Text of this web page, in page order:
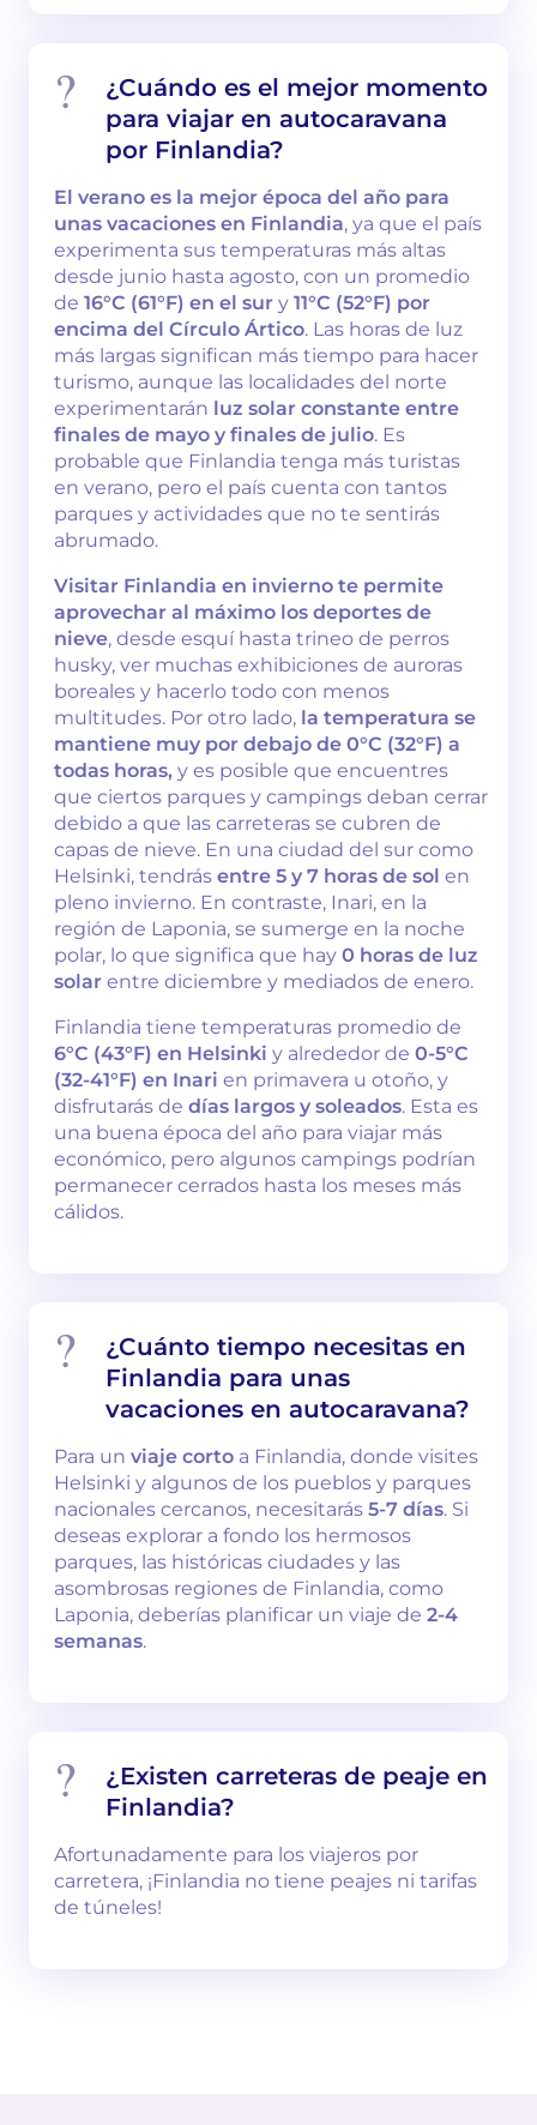
¿Cuándo es el mejor momento
para viajar en autocaravana
por Finlandia?
El verano es la mejor época del año para
unas vacaciones en Finlandia, ya que el país
experimenta sus temperaturas más altas
desde junio hasta agosto, con un promedio
de 16°C (61°F) en el sur y 11°C (52°F) por
encima del Círculo Ártico. Las horas de luz
más largas significan más tiempo para hacer
turismo, aunque las localidades del norte
experimentarán luz solar constante entre
finales de mayo y finales de julio. Es
probable que Finlandia tenga más turistas
en verano, pero el país cuenta con tantos
parques y actividades que no te sentirás
abrumado.
Visitar Finlandia en invierno te permite
aprovechar al máximo los deportes de
nieve, desde esquí hasta trineo de perros
husky, ver muchas exhibiciones de auroras
boreales y hacerlo todo con menos
multitudes. Por otro lado, la temperatura se
mantiene muy por debajo de 0°C (32°F) a
todas horas, y es posible que encuentres
que ciertos parques y campings deban cerrar
debido a que las carreteras se cubren de
capas de nieve. En una ciudad del sur como
Helsinki, tendrás entre 5 y 7 horas de sol en
pleno invierno. En contraste, Inari, en la
región de Laponia, se sumerge en la noche
polar, lo que significa que hay 0 horas de luz
solar entre diciembre y mediados de enero.
Finlandia tiene temperaturas promedio de
6°C (43°F) en Helsinki y alrededor de 0-5°C
(32-41°F) en Inari en primavera u otoño, y
disfrutarás de días largos y soleados. Esta es
una buena época del año para viajar más
económico, pero algunos campings podrían
permanecer cerrados hasta los meses más
cálidos.
¿Cuánto tiempo necesitas en
Finlandia para unas
vacaciones en autocaravana?
Para un viaje corto a Finlandia, donde visites
Helsinki y algunos de los pueblos y parques
nacionales cercanos, necesitarás 5-7 días. Si
deseas explorar a fondo los hermosos
parques, las históricas ciudades y las
asombrosas regiones de Finlandia, como
Laponia, deberías planificar un viaje de 2-4
semanas.
¿Existen carreteras de peaje en
Finlandia?
Afortunadamente para los viajeros por
carretera, ¡Finlandia no tiene peajes ni tarifas
de túneles!